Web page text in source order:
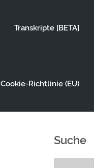
Transkripte [BETA]
Cookie-Richtlinie (EU)
Suche